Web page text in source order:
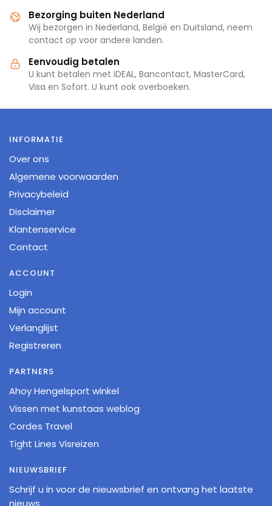
Bezorging buiten Nederland
Wij bezorgen in Nederland, België en Duitsland, neem
contact op voor andere landen.
Eenvoudig betalen
U kunt betalen met iDEAL, Bancontact, MasterCard,
Visa en Sofort. U kunt ook overboeken.
INFORMATIE
Over ons
Algemene voorwaarden
Privacybeleid
Disclaimer
Klantenservice
Contact
ACCOUNT
Login
Mijn account
Verlanglijst
Registreren
PARTNERS
Ahoy Hengelsport winkel
Vissen met kunstaas weblog
Cordes Travel
Tight Lines Visreizen
NIEUWSBRIEF
Schrijf u in voor de nieuwsbrief en ontvang het laatste